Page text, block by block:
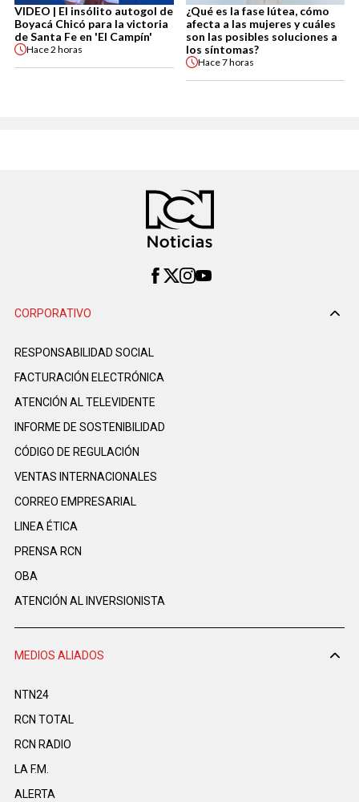
VIDEO | El insólito autogol de
Boyacá Chicó para la victoria
de Santa Fe en 'El Campín'
Hace2 horas
¿Qué es la fase lútea, cómo
afecta a las mujeres y cuáles
son las posibles soluciones a
los síntomas?
Hace7 horas
CORPORATIVO
RESPONSABILIDAD SOCIAL
FACTURACIÓN ELECTRÓNICA
ATENCIÓN AL TELEVIDENTE
INFORME DE SOSTENIBILIDAD
CÓDIGO DE REGULACIÓN
VENTAS INTERNACIONALES
CORREO EMPRESARIAL
LINEA ÉTICA
PRENSA RCN
OBA
ATENCIÓN AL INVERSIONISTA
MEDIOS ALIADOS
NTN24
RCN TOTAL
RCN RADIO
LA F.M.
ALERTA